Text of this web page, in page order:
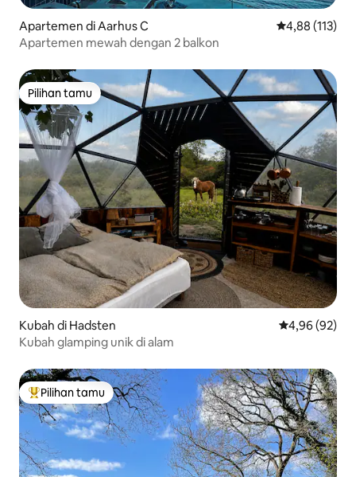
Apartemen di Aarhus C Nilai rata-rata
4,88 (113)
Apartemen mewah dengan 2 balkon
Pilihan tamu
Pilihan tamu
Kubah di Hadsten Nilai rata-rata
4,96 (92)
Kubah glamping unik di alam
Pilihan tamu terpopuler
Pilihan tamu